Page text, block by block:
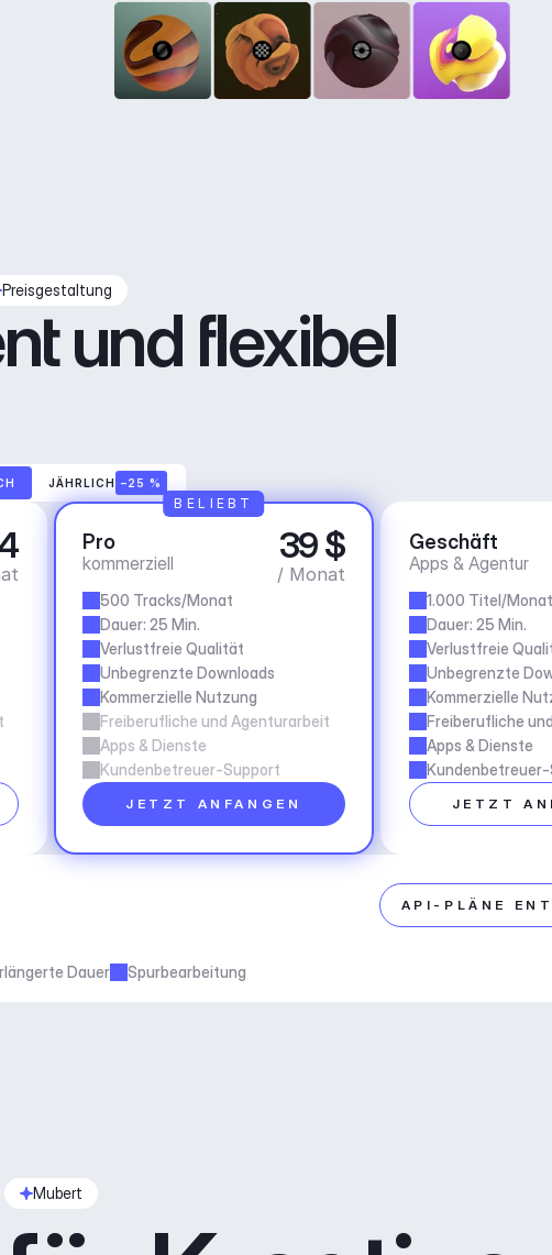
Preisgestaltung
und flexibel
JÄHRLICH –25 %
Pro
kommerziell 39 $
/ Monat
500 Tracks/Monat
Dauer: 25 Min.
Verlustfreie Qualität
Unbegrenzte Downloads
Kommerzielle Nutzung
Freiberufliche und Agenturarbeit
Apps & Dienste
Kundenbetreuer-Support
JETZT ANFANGEN
BELIEBT
Geschäft
Apps & Agentur
1.000 Titel/Monat
Dauer: 25 Min.
Verlustfreie
Unbegrenzte
Kommerzielle
Freiberufliche
Apps & Dienste
JETZT
API-PLÄNE
Dauer Spurbearbeitung
Mubert